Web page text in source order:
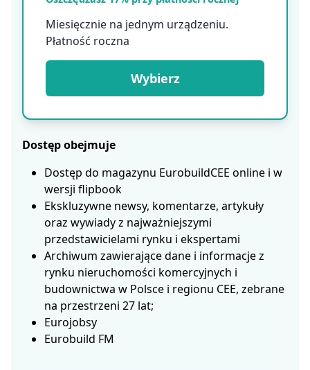
Miesięcznie na jednym urządzeniu.
Płatność roczna
Wybierz
Dostęp obejmuje
Dostęp do magazynu EurobuildCEE online i w
wersji flipbook
Ekskluzywne newsy, komentarze, artykuły
oraz wywiady z najważniejszymi
przedstawicielami rynku i ekspertami
Archiwum zawierające dane i informacje z
rynku nieruchomości komercyjnych i
budownictwa w Polsce i regionu CEE, zebrane
na przestrzeni 27 lat;
Eurojobsy
Eurobuild FM